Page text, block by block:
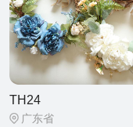
TH24
广东省